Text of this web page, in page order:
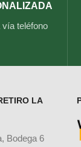
teléfono
LA
Bodega 6